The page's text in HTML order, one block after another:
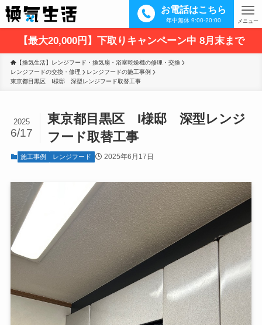
お電話はこちら
年中無休 9:00-20:00 メニュー
【最大20,000円】下取りキャンペーン中 8月末まで
【換気生活】レンジフード・換気扇・浴室乾燥機の修理・交換
レンジフードの交換・修理
レンジフードの施工事例
東京都目黒区　I様邸　深型レンジフード取替工事
東京都目黒区 I様邸 深型レンジ
フード取替工事
2025
6/17
施工事例 レンジフード 2025年6月17日